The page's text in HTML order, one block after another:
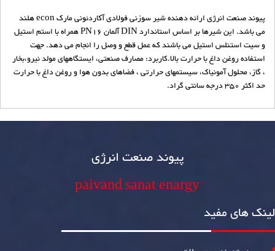
پیوند صنعت انرژی ارائه دهنده شیر سوزنی فولادی آکاردئونی مارک econ هلند
می باشد. این شیرها بر اساس استاندارد DIN آلمان PN16 همراه با استم استیل
و سیت استنلس استیل می باشند که عمل قطع و وصل را انجام می دهد. جهت
استفاده روغن داغ با حرارت بالا.کاربرد: مصارف صنعتی، ایستگاههای مولد نیرو،بخار
، گاز، محلول آمونیاک، سیستمهای حرارتی ، فضاهای بدون هوا و روغن داغ با حرارت
حد اکثر 350 درجه سانتی گراد.
پیوند صنعت انرژی
paivand sanat enargy
لینک های مفید